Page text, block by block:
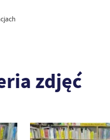
zdjęć